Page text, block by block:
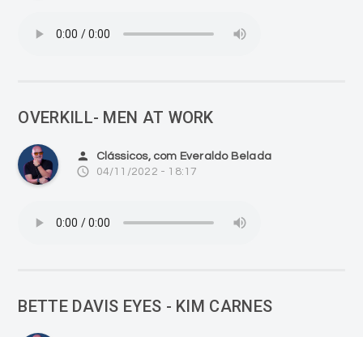
OVERKILL- MEN AT WORK
person Clássicos, com Everaldo Belada
access_time 04/11/2022 - 18:17
BETTE DAVIS EYES - KIM CARNES